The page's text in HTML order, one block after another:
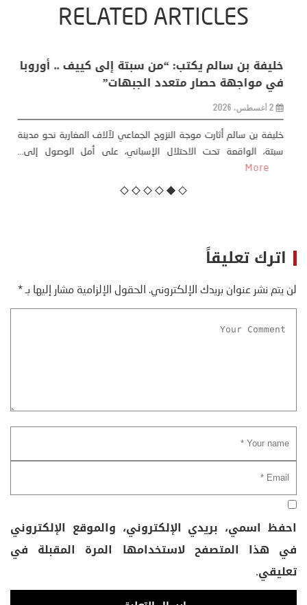
RELATED ARTICLES
منذر بالضيافي يكتب حول: التغيرات المناخية: اكثر
من ظاهرة طبيعية .. تحول اجتماعي وحضاري (
مقاربة سوسيولوجية )
23 يوليو، 2026
كتب: منذر بالضيافي بدأت قصتي مع التغييرات المناخية ” المتطرفة”،
منذ نهاية ثمانينات القرن الماضي، حين أطردنا ...
اترك تعليقاً
لن يتم نشر عنوان بريدك الإلكتروني. الحقول الإلزامية مشار إليها بـ*
احفظ اسمي، بريدي الإلكتروني، والموقع الإلكتروني
في هذا المتصفح لاستخدامها المرة المقبلة في
تعليقي.